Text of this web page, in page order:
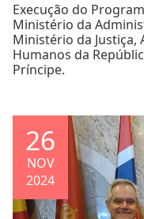
Execução do
Ministério da
Ministério da Justiça,
Humanos da
Príncipe.
26
NOV
2024